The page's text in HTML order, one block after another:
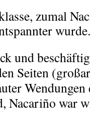
zumal
wurde.
und
Seiten
Nacariño war